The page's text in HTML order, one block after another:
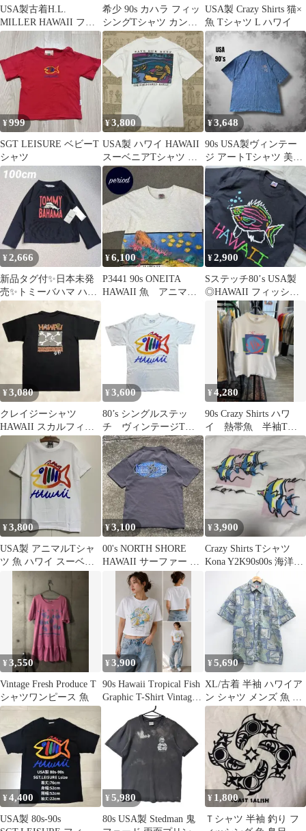
USA製古着H.L.
MILLER HAWAII フィ
ッシュアート 半袖Tシ
ャツ
希少 90s カハラ フィッ
シングTシャツ カンパ
チ Hanesボディ L相当
USA製 Crazy Shirts 猫×
魚 Tシャツ L ハワイ
¥999
SGT LEISURE ベビーT
シャツ
¥3,800
USA製 ハワイ HAWAII
スーベニアTシャツ 魚
シングルステッチ 90s
¥3,648
90s USA製ヴィンテー
ジ アートTシャツ 美フ
ェード 民族タイダイT
¥2,666
新品タグ付✨日本未発
売✨トミーバハマ ハワ
イ 長袖カットソー
100cm
¥6,100
P3441 90s ONEITA
HAWAII 魚 アニマ
¥2,900
Sステッチ80’s USA製
◎HAWAII フィッシュ
ヴィンテージT黒 M
¥3,080
クレイジーシャツ
HAWAII スカルフィッ
シュ 半袖 Tシャツ ブラ
¥ 3,600
80’s シングルステッ
チ ヴィンテージTシ
ャツ 希少 お魚
マウイ ハワイ
¥4,280
90s Crazy Shirts ハワ
イ 熱帯魚 半袖Tシ
ャツ USA製 L
¥3,800
USA製 アニマルTシャ
ツ 魚 ハワイ スーベニ
ア シングルステッチ
¥3,100
00's NORTH SHORE
HAWAII サーファー 古
着 Tシャツ
¥3,900
Crazy Shirts Tシャツ
Kona Y2K90s00s 海洋生
物
¥3,550
Vintage Fresh Produce T
シャツワンピース 魚
¥3,900
90s Hawaii Tropical Fish
Graphic T-Shirt Vintage
Single Stitch Style White
Tee Art Print Made in
USA Look S
¥5,690
XL/古着 半袖 ハワイア
ン シャツ メンズ 魚 カ
メ コットン ハワイ製
ネイビー【spe】
26may21
¥4,400
USA製 80s-90s
¥ 5,980
80s USA製 Stedman 鬼
¥ 1,800
Ｔシャツ 半袖 釣り フ